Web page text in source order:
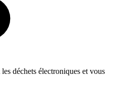
déchets électroniques et vous